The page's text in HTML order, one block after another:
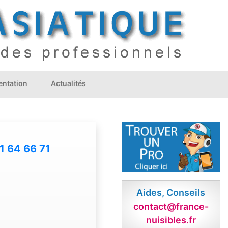
Actualités
64 66 71
Aides, Conseils
contact@france-
nuisibles.fr